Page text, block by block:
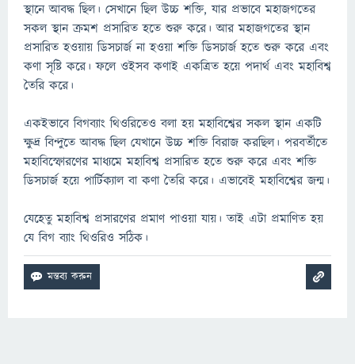
স্থানে আবদ্ধ ছিল। সেখানে ছিল উচ্চ শক্তি, যার প্রভাবে মহাজগতের
সকল স্থান ক্রমশ প্রসারিত হতে শুরু করে। আর মহাজগতের স্থান
প্রসারিত হওয়ায় ডিসচার্জ না হওয়া শক্তি ডিসচার্জ হতে শুরু করে এবং
কণা সৃষ্টি করে। ফলে ওইসব কণাই একত্রিত হয়ে পদার্থ এবং মহাবিশ্ব
তৈরি করে।
একইভাবে বিগব্যাং থিওরিতেও বলা হয় মহাবিশ্বের সকল স্থান একটি
ক্ষুদ্র বিন্দুতে আবদ্ধ ছিল যেখানে উচ্চ শক্তি বিরাজ করছিল। পরবর্তীতে
মহাবিস্ফোরণের মাধ্যমে মহাবিশ্ব প্রসারিত হতে শুরু করে এবং শক্তি
ডিসচার্জ হয়ে পার্টিক্যাল বা কণা তৈরি করে। এভাবেই মহাবিশ্বের জন্ম।
যেহেতু মহাবিশ্ব প্রসারণের প্রমাণ পাওয়া যায়। তাই এটা প্রমাণিত হয়
যে বিগ ব্যাং থিওরিও সঠিক।